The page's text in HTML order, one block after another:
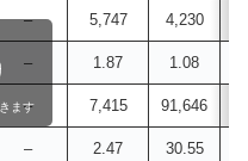
– 5,747 4,230
– 1.87 1.08
– 7,415 91,646
– 2.47 30.55
ます